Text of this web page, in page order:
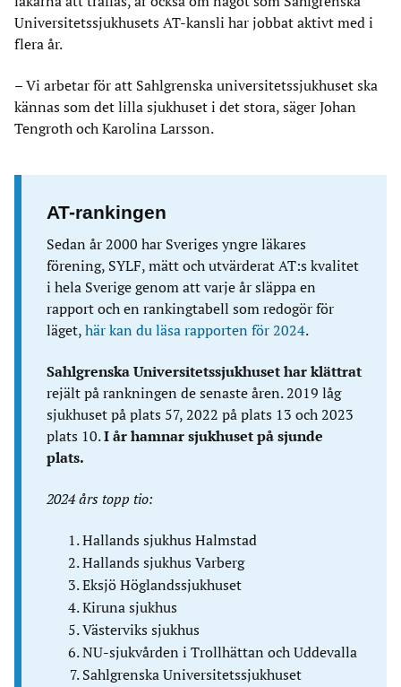
Universitetssjukhusets AT-kansli har jobbat aktivt med i
flera år.
– Vi arbetar för att Sahlgrenska universitetssjukhuset ska
kännas som det lilla sjukhuset i det stora, säger Johan
Tengroth och Karolina Larsson.
AT-rankingen
Sedan år 2000 har Sveriges yngre läkares
förening, SYLF, mätt och utvärderat AT:s kvalitet
i hela Sverige genom att varje år släppa en
rapport och en rankingtabell som redogör för
läget, här kan du läsa rapporten för 2024.
Sahlgrenska Universitetssjukhuset har klättrat
rejält på rankningen de senaste åren. 2019 låg
sjukhuset på plats 57, 2022 på plats 13 och 2023
plats 10.I år hamnar sjukhuset på sjunde
plats.
2024 års topp tio:
Hallands sjukhus Halmstad
Hallands sjukhus Varberg
Eksjö Höglandssjukhuset
Kiruna sjukhus
Västerviks sjukhus
NU-sjukvården i Trollhättan och Uddevalla
Sahlgrenska Universitetssjukhuset